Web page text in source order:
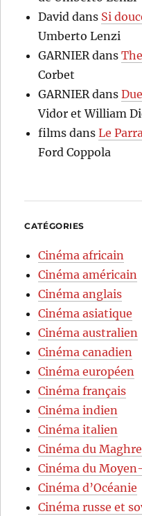
David dans Si
Umberto Lenzi
GARNIERdans
Corbet
GARNIERdans
Vidor et William
films dansLe
Ford Coppola
CATÉGORIES
Cinéma africain
Cinéma américain
Cinéma anglais
Cinéma asiatique
Cinéma australien
Cinéma canadien
Cinéma européen
Cinéma français
Cinéma indien
Cinéma italien
Cinéma du
Cinéma du
Cinéma d’Océanie
Cinéma russe et